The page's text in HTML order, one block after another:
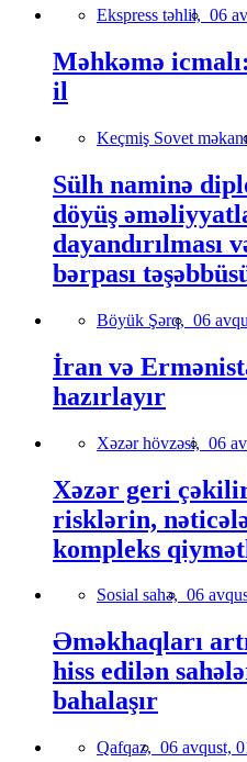
Ekspress təhlil, 06
Məhkəmə
il
Keçmiş Sovet
Sülh naminə
döyüş
dayandırılması
bərpası
Böyük Şərq, 06
İran və
hazırlayır
Xəzər hövzəsi, 06
Xəzər geri
risklərin,
kompleks
Sosial sahə, 06
Əməkhaqları
hiss edilən
bahalaşır
Qafqaz, 06 avqust,